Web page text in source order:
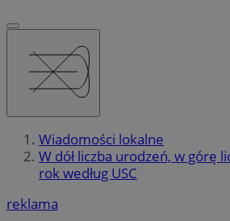
Wiadomości lokalne
W dół liczba urodzeń, w górę
rok według USC
reklama